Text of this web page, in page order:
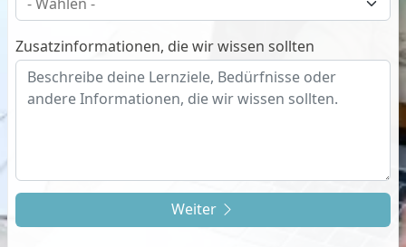
Zusatzinformationen, die wir wissen sollten
Weiter